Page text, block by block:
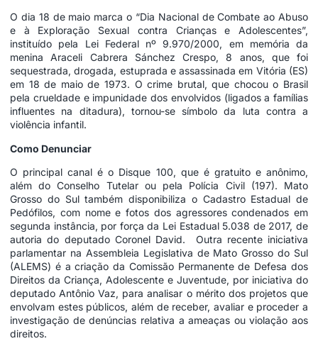
O dia 18 de maio marca o “Dia Nacional de Combate ao Abuso
e à Exploração Sexual contra Crianças e Adolescentes”,
instituído pela Lei Federal nº 9.970/2000, em memória da
menina Araceli Cabrera Sánchez Crespo, 8 anos, que foi
sequestrada, drogada, estuprada e assassinada em Vitória (ES)
em 18 de maio de 1973. O crime brutal, que chocou o Brasil
pela crueldade e impunidade dos envolvidos (ligados a famílias
influentes na ditadura), tornou-se símbolo da luta contra a
violência infantil.
Como Denunciar
O principal canal é o Disque 100, que é gratuito e anônimo,
além do Conselho Tutelar ou pela Polícia Civil (197). Mato
Grosso do Sul também disponibiliza o Cadastro Estadual de
Pedófilos, com nome e fotos dos agressores condenados em
segunda instância, por força da Lei Estadual 5.038 de 2017, de
autoria do deputado Coronel David. Outra recente iniciativa
parlamentar na Assembleia Legislativa de Mato Grosso do Sul
(ALEMS) é a criação da Comissão Permanente de Defesa dos
Direitos da Criança, Adolescente e Juventude, por iniciativa do
deputado Antônio Vaz, para analisar o mérito dos projetos que
envolvam estes públicos, além de receber, avaliar e proceder a
investigação de denúncias relativa a ameaças ou violação aos
direitos.